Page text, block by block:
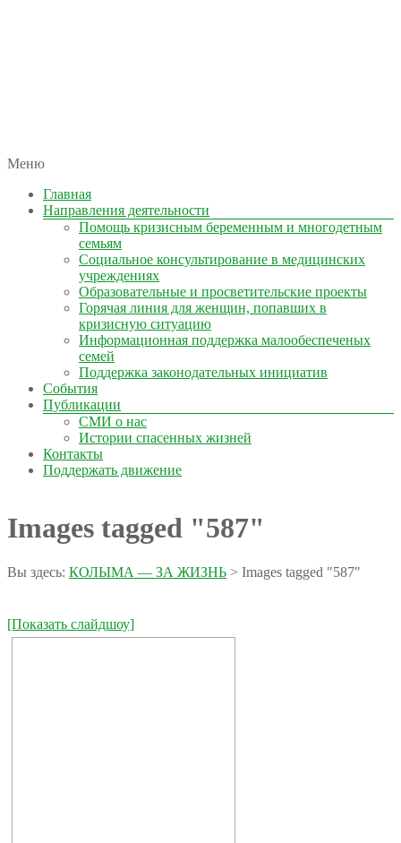
КОЛЫМА — ЗА ЖИЗНЬ
автономная некоммерческая организация
Меню
Главная
Направления деятельности
Помощь кризисным беременным и многодетным
семьям
Социальное консультирование в медицинских
учреждениях
Образовательные и просветительские проекты
Горячая линия для женщин, попавших в
кризисную ситуацию
Информационная поддержка малообеспеченых
семей
Поддержка законодательных инициатив
События
Публикации
СМИ о нас
Истории спасенных жизней
Контакты
Поддержать движение
Images tagged "587"
Вы здесь: КОЛЫМА — ЗА ЖИЗНЬ > Images tagged "587"
[Показать слайдшоу]